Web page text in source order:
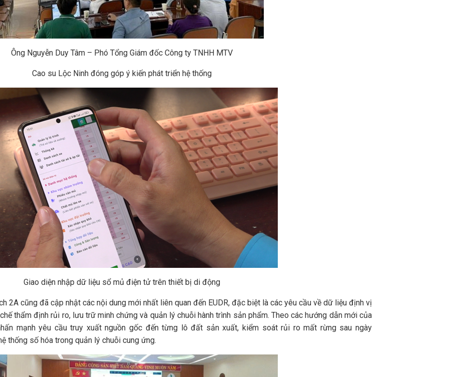
Ông Nguyễn Duy Tâm – Phó Tổng Giám đốc Công ty TNHH MTV
Cao su Lộc Ninh đóng góp ý kiến phát triển hệ thống
Giao diện nhập dữ liệu sổ mủ điện tử trên thiết bị di động
cũng đã cập nhật các nội dung mới nhất liên quan đến EUDR, đặc biệt là các yêu cầu về dữ liệu định vị
thẩm định rủi ro, lưu trữ minh chứng và quản lý chuỗi hành trình sản phẩm. Theo các hướng dẫn mới của
mạnh yêu cầu truy xuất nguồn gốc đến từng lô đất sản xuất, kiểm soát rủi ro mất rừng sau ngày
thống số hóa trong quản lý chuỗi cung ứng.